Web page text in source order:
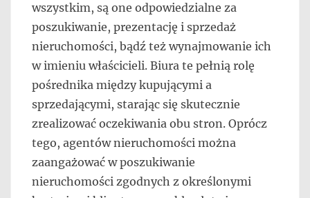
wszystkim, są one odpowiedzialne za
poszukiwanie, prezentację i sprzedaż
nieruchomości, bądź też wynajmowanie ich
w imieniu właścicieli. Biura te pełnią rolę
pośrednika między kupującymi a
sprzedającymi, starając się skutecznie
zrealizować oczekiwania obu stron. Oprócz
tego, agentów nieruchomości można
zaangażować w poszukiwanie
nieruchomości zgodnych z określonymi